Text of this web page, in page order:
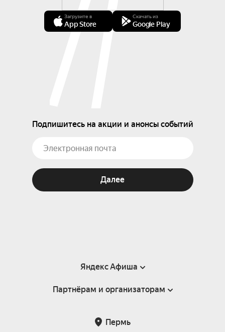
Загрузите в
App Store
Скачать из
Google Play
Подпишитесь на акции и анонсы событий
Далее
Яндекс Афиша
Справка
Подарочные сертификаты
Партнёрам и организаторам
Пермь